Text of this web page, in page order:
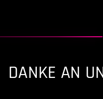
DANKE AN